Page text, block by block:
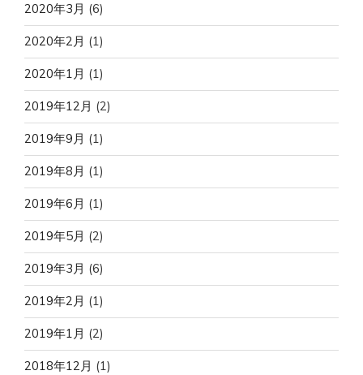
2020年3月 (6)
2020年2月 (1)
2020年1月 (1)
2019年12月 (2)
2019年9月 (1)
2019年8月 (1)
2019年6月 (1)
2019年5月 (2)
2019年3月 (6)
2019年2月 (1)
2019年1月 (2)
2018年12月 (1)